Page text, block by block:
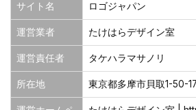
サイト名 ロゴジャパン
運営業者 たけはらデザイン室
運営責任者 タケハラマサノリ
所在地 東京都多摩市貝取1-50-17